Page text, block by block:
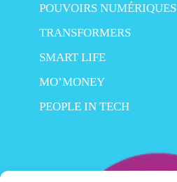
POUVOIRS NUMÉRIQUES
TRANSFORMERS
SMART LIFE
MO’MONEY
PEOPLE IN TECH